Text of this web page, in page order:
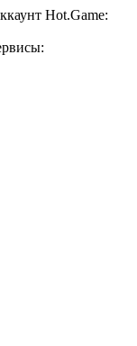
Hot.Game: